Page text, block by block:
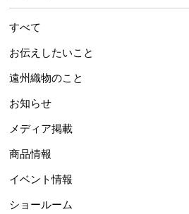
すべて
お伝えしたいこと
遠州織物のこと
お知らせ
メディア掲載
商品情報
イベント情報
ショールーム